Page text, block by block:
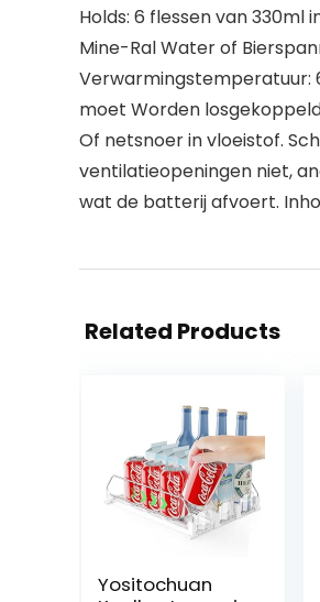
Holds: 6 flessen van
Mine-Ral Water of
Verwarmingstemperatuur:
moet Worden
Of netsnoer in vloeistof.
ventilatieopeningen niet,
wat de batterij afvoert.
Related Products
Yositochuan